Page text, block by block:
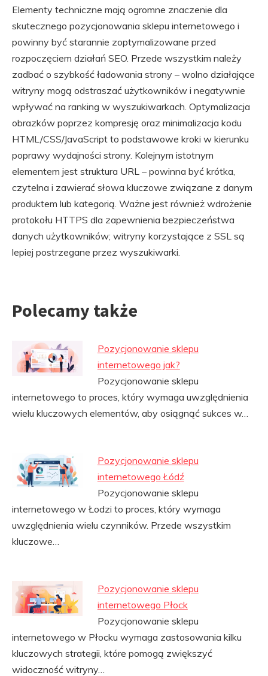
Elementy techniczne mają ogromne znaczenie dla
skutecznego pozycjonowania sklepu internetowego i
powinny być starannie zoptymalizowane przed
rozpoczęciem działań SEO. Przede wszystkim należy
zadbać o szybkość ładowania strony – wolno działające
witryny mogą odstraszać użytkowników i negatywnie
wpływać na ranking w wyszukiwarkach. Optymalizacja
obrazków poprzez kompresję oraz minimalizacja kodu
HTML/CSS/JavaScript to podstawowe kroki w kierunku
poprawy wydajności strony. Kolejnym istotnym
elementem jest struktura URL – powinna być krótka,
czytelna i zawierać słowa kluczowe związane z danym
produktem lub kategorią. Ważne jest również wdrożenie
protokołu HTTPS dla zapewnienia bezpieczeństwa
danych użytkowników; witryny korzystające z SSL są
lepiej postrzegane przez wyszukiwarki.
Polecamy także
Pozycjonowanie sklepu
internetowego jak?
Pozycjonowanie sklepu
internetowego to proces, który wymaga uwzględnienia
wielu kluczowych elementów, aby osiągnąć sukces w…
Pozycjonowanie sklepu
internetowego Łódź
Pozycjonowanie sklepu
internetowego w Łodzi to proces, który wymaga
uwzględnienia wielu czynników. Przede wszystkim
kluczowe…
Pozycjonowanie sklepu
internetowego Płock
Pozycjonowanie sklepu
internetowego w Płocku wymaga zastosowania kilku
kluczowych strategii, które pomogą zwiększyć
widoczność witryny…